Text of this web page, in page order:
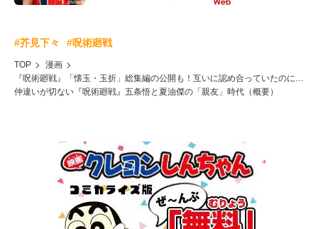
#芥見下々 #呪術廻戦
TOP
漫画
『呪術廻戦』「懐玉・玉折」総集編の公開も！互いに認め合っていたのに…
仲違いが切ない『呪術廻戦』五条悟と夏油傑の「親友」時代（概要）